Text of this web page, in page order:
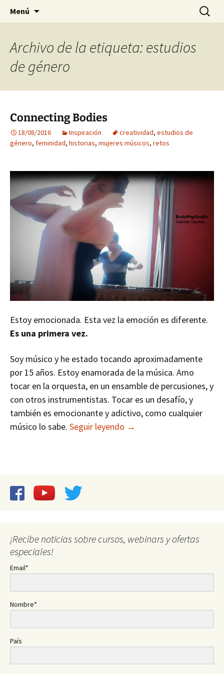
Body Map Studio
Preventing injuries in musicians.
Menú Buscar:
Archivo de la etiqueta: estudios
de género
Connecting Bodies
18/08/2016 Inspiración creatividad, estudios de
género, feminidad, historias, mujeres músicos, retos
Estoy emocionada. Esta vez la emoción es diferente.
Es una primera vez.
Soy músico y he estado tocando aproximadamente
por 15 años. Estoy enamorada de la música. Amo
tocar en la orquesta, en un ensamble de percusiones, y
con otros instrumentistas. Tocar es un desafío, y
también es emocionante y adictivo, como cualquier
músico lo sabe. Seguir leyendo Connecting Bodies
→
¡Recibe noticias sobre cursos, webinars y ofertas
especiales!
Email*
Nombre*
País